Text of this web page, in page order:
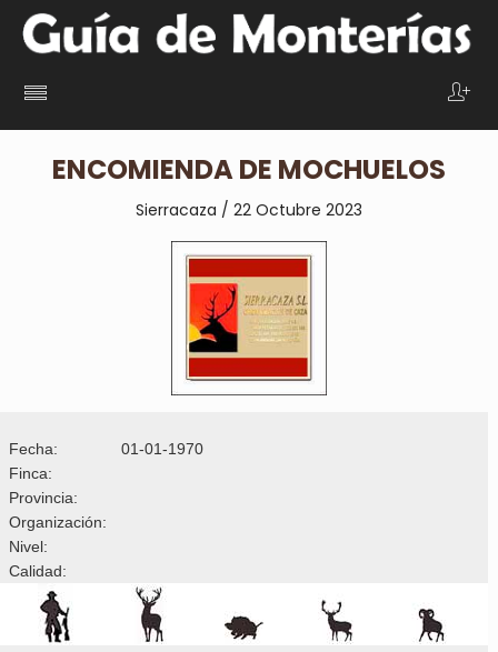
ENCOMIENDA DE MOCHUELOS
Sierracaza / 22 Octubre 2023
Fecha:
01-01-1970
Finca:
Provincia:
Organización:
Nivel:
Calidad: